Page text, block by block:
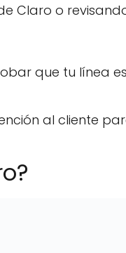
Claro o
que tu línea
al cliente